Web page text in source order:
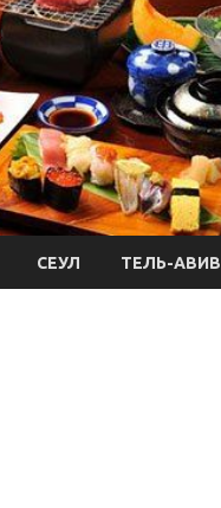
СЕУЛ ТЕЛЬ-АВИВ